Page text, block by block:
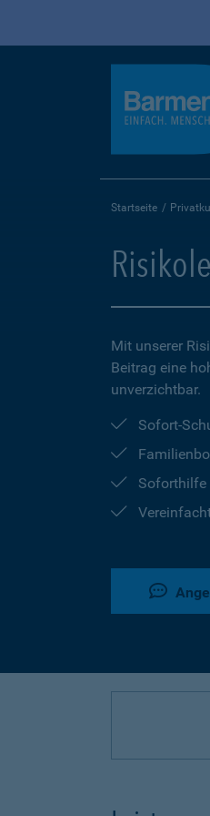
Startseite
Mit unserer
Beitrag eine
unverzichtbar.
Sofort-
Soforthilfe